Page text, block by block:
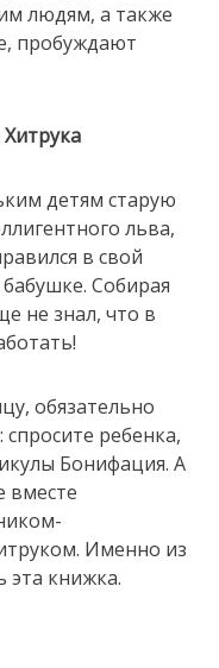
людям, а также
пробуждают
детям старую
льва,
в свой
Собирая
не знал, что в
обязательно
ребенка,
Бонифация. А
вместе
Именно из
эта книжка.